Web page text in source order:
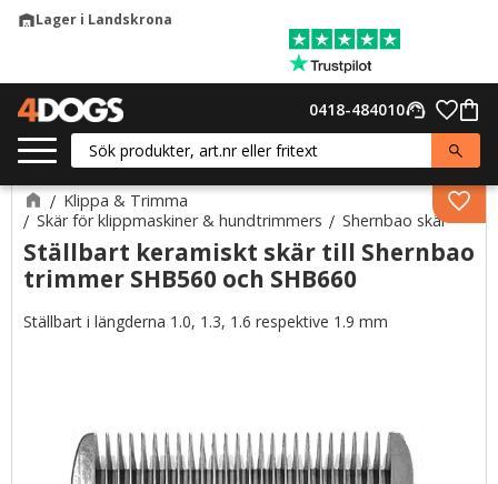
warehouseLager i Landskrona
support_agent
0418-484010
Klippa & Trimma
Skär för klippmaskiner & hundtrimmers
Shernbao skär
Ställbart keramiskt skär till Shernbao
trimmer SHB560 och SHB660
Ställbart i längderna 1.0, 1.3, 1.6 respektive 1.9 mm